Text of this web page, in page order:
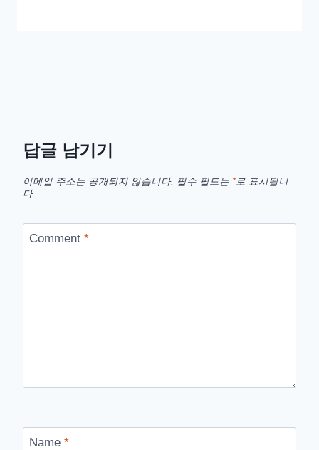
답글 남기기
이메일 주소는 공개되지 않습니다. 필수 필드는 *로 표시됩니
다
Comment *
Name *